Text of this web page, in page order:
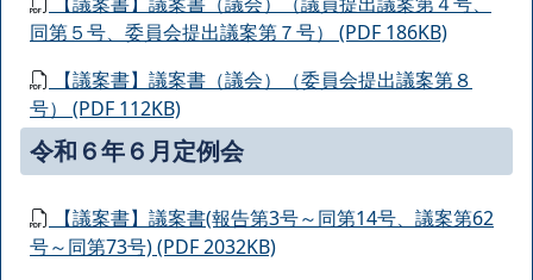
同第５号、委員会提出議案第７号） (PDF 186KB)
【議案書】議案書（議会）（委員会提出議案第８
号） (PDF 112KB)
令和６年６月定例会
【議案書】議案書(報告第3号～同第14号、議案第62
号～同第73号) (PDF 2032KB)